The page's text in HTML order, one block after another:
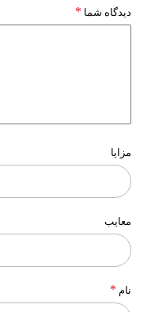
دیدگاه شما *
مزایا
معایب
نام *